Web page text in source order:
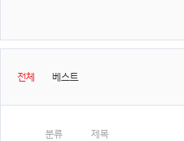
전체 베스트
분류 제목